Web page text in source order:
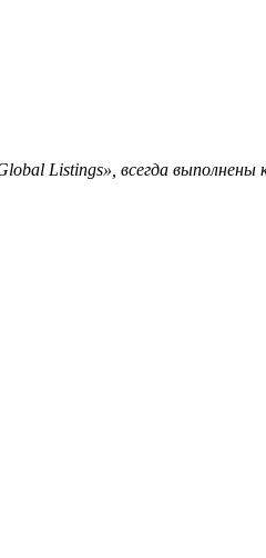
Listings», всегда выполнены